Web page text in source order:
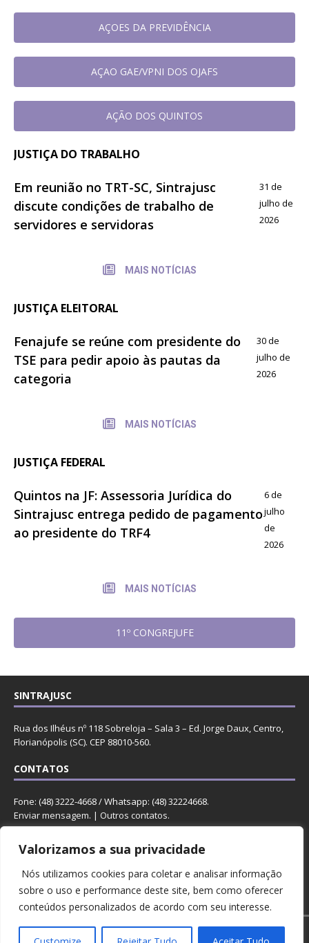
Valorizamos a sua privacidade
Nós utilizamos cookies para coletar e analisar informação
sobre o uso e performance deste site, bem como oferecer
conteúdos personalizados de acordo com seu interesse.
AÇOES DA PREVIDÊNCIA
AÇAO GAE/VPNI DOS OJAFS
AÇÃO DOS QUINTOS
JUSTIÇA DO TRABALHO
Em reunião no TRT-SC, Sintrajusc
discute condições de trabalho de
servidores e servidoras
31 de
julho de
2026
MAIS NOTÍCIAS
JUSTIÇA ELEITORAL
Fenajufe se reúne com presidente do
TSE para pedir apoio às pautas da
categoria
30 de
julho de
2026
MAIS NOTÍCIAS
JUSTIÇA FEDERAL
Quintos na JF: Assessoria Jurídica do
Sintrajusc entrega pedido de pagamento
ao presidente do TRF4
6 de
julho
de
2026
MAIS NOTÍCIAS
11º CONGREJUFE
SINTRAJUSC
Rua dos Ilhéus nº 118 Sobreloja – Sala 3 – Ed. Jorge Daux, Centro,
Florianópolis (SC). CEP 88010-560.
CONTATOS
Fone: (48) 3222-4668 / Whatsapp: (48) 32224668.
Enviar mensagem. | Outros contatos.
REDES
Copyright © 2023 Sintrajusc.